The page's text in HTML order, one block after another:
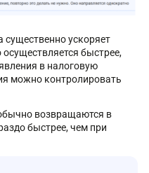
существенно ускоряет
быстрее,
в налоговую
можно контролировать
возвращаются в
быстрее, чем при